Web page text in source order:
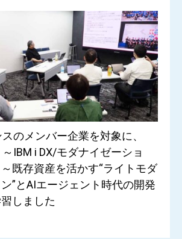
のメンバー企業を対象に、
IBM i DX/モダナイゼーショ
既存資産を活かす“ライトモダ
”とAIエージェント時代の開発
しました